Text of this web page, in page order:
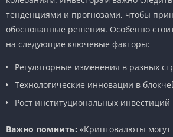
тенденциями и прогнозами, чтобы
обоснованные решения. Особенно
на следующие ключевые факторы:
Регуляторные изменения в разных
Технологические инновации в
Рост институциональных
Важно помнить: «Криптовалюты могут